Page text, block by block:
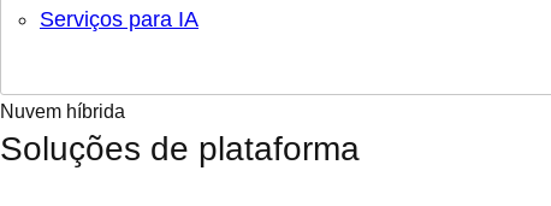
Serviços para IA
Nuvem híbrida
Soluções de plataforma